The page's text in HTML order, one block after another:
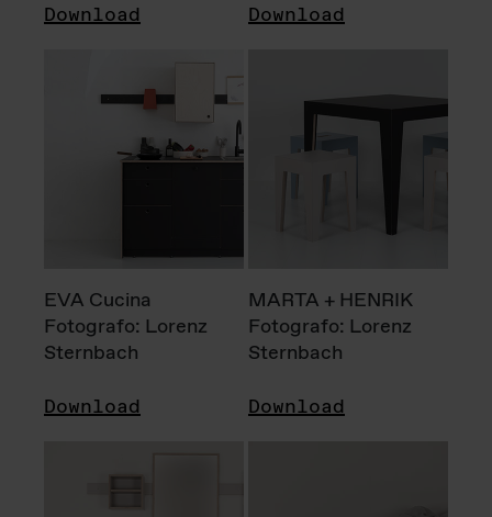
Download Download
EVA Cucina
Fotografo: Lorenz
Sternbach
Download
MARTA + HENRIK
Fotografo: Lorenz
Sternbach
Download